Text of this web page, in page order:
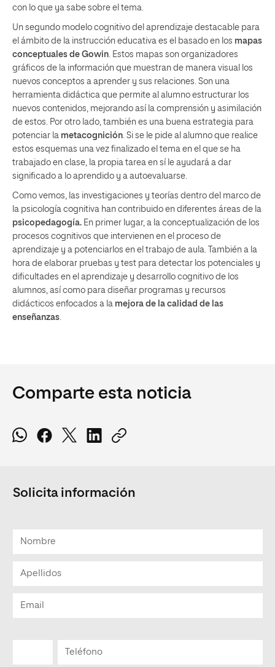
con lo que ya sabe sobre el tema.
Un segundo modelo cognitivo del aprendizaje destacable para
el ámbito de la instrucción educativa es el basado en los mapas
conceptuales de Gowin. Estos mapas son organizadores
gráficos de la información que muestran de manera visual los
nuevos conceptos a aprender y sus relaciones. Son una
herramienta didáctica que permite al alumno estructurar los
nuevos contenidos, mejorando así la comprensión y asimilación
de estos. Por otro lado, también es una buena estrategia para
potenciar la metacognición. Si se le pide al alumno que realice
estos esquemas una vez finalizado el tema en el que se ha
trabajado en clase, la propia tarea en sí le ayudará a dar
significado a lo aprendido y a autoevaluarse.
Como vemos, las investigaciones y teorías dentro del marco de
la psicología cognitiva han contribuido en diferentes áreas de la
psicopedagogía. En primer lugar, a la conceptualización de los
procesos cognitivos que intervienen en el proceso de
aprendizaje y a potenciarlos en el trabajo de aula. También a la
hora de elaborar pruebas y test para detectar los potenciales y
dificultades en el aprendizaje y desarrollo cognitivo de los
alumnos, así como para diseñar programas y recursos
didácticos enfocados a la mejora de la calidad de las
enseñanzas.
Comparte esta noticia
Solicita información